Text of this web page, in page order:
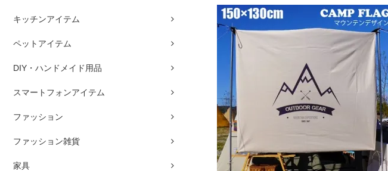
キッチンアイテム
ペットアイテム
DIY・ハンドメイド用品
スマートフォンアイテム
ファッション
ファッション雑貨
家具